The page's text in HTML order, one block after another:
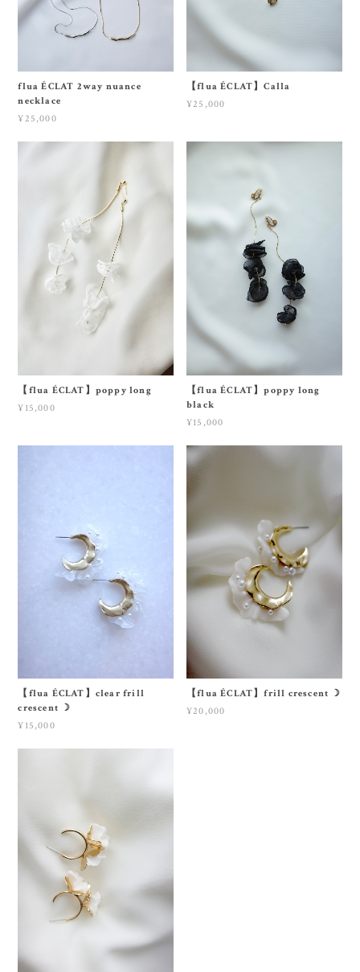
flua ÉCLAT 2way nuance
necklace
¥25,000
【flua ÉCLAT】Calla
¥25,000
【flua ÉCLAT】poppy long
¥15,000
【flua ÉCLAT】poppy long
black
¥15,000
【flua ÉCLAT】clear frill
crescent ☽
¥15,000
【flua ÉCLAT】frill crescent ☽
¥20,000